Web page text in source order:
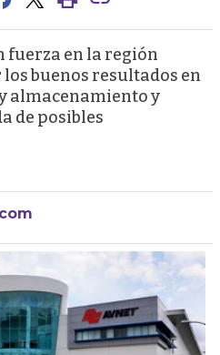
fuerza en la región
buenos resultados en
almacenamiento y
de posibles